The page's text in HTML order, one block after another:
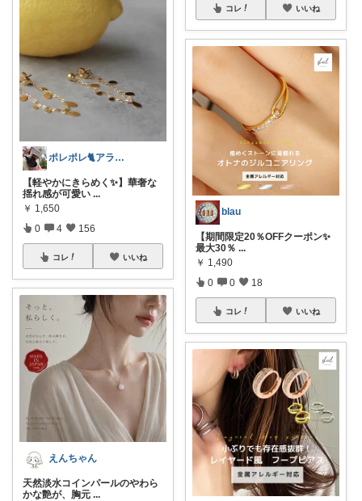
ポレポレ🐈アラフィフの可愛い図鑑
【軽やかにきらめく✨】華奢な
揺れ感が可愛い ...
￥ 1,650
0 4 156
コレ いいね
えんちゃん
天然淡水コインパールのやわら
かな艶が、胸元 ...
コレ いいね
blau
【期間限定20％OFFクーポン✨
最大30％ ...
￥ 1,490
0 0 18
コレ いいね